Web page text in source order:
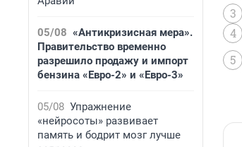
05/08 «Антикризисная мера».
Правительство временно
разрешило продажу и импорт
бензина «Евро-2» и «Евро-3»
05/08 Упражнение
«нейросоты» развивает
память и бодрит мозг лучше
3
4
5